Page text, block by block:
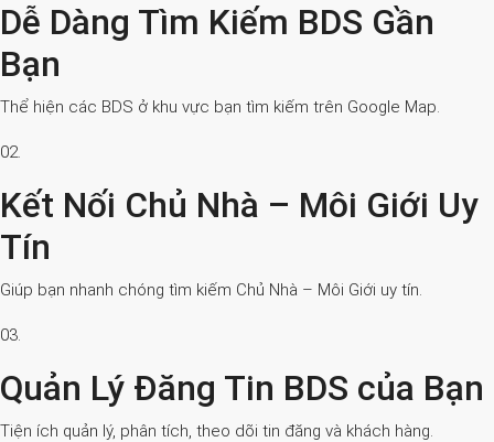
Dễ Dàng Tìm Kiếm BDS Gần
Bạn
Thể hiện các BDS ở khu vực bạn tìm kiếm trên Google Map.
02.
Kết Nối Chủ Nhà – Môi Giới Uy
Tín
Giúp bạn nhanh chóng tìm kiếm Chủ Nhà – Môi Giới uy tín.
03.
Quản Lý Đăng Tin BDS của Bạn
Tiện ích quản lý, phân tích, theo dõi tin đăng và khách hàng.